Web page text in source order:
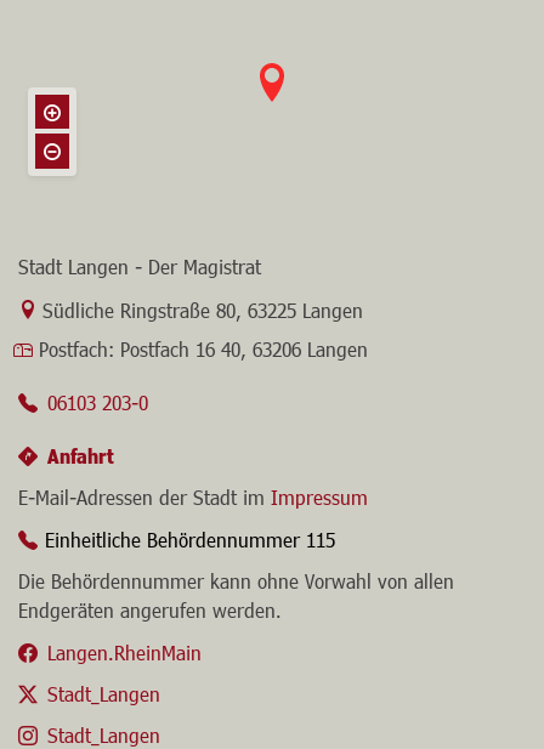
Stadt Langen - Der Magistrat
Link zur Google-Maps Navigation
Südliche Ringstraße 80, 63225 Langen
Postfach: Postfach 16 40, 63206 Langen
06103 203-0
Anfahrt
E-Mail-Adressen der Stadt im Impressum
Einheitliche Behördennummer 115
Die Behördennummer kann ohne Vorwahl von allen
Endgeräten angerufen werden.
Langen.RheinMain
Stadt_Langen
Stadt_Langen